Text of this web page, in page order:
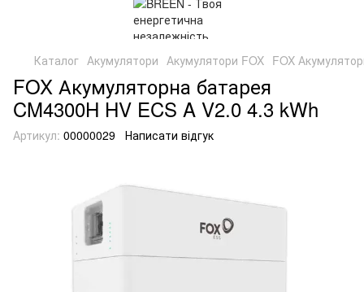
Каталог Акумулятори Акумулятори FOX FOX
FOX Акумуляторна батарея
CM4300H HV ECS A V2.0 4.3 kWh
Артикул: 00000029 Написати відгук